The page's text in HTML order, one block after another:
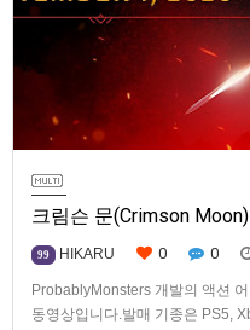
크림슨 문(Crimson
99 HIKARU 0 0
ProbablyMonsters 개발의 액션
동영상입니다.발매 기종은 PS5,